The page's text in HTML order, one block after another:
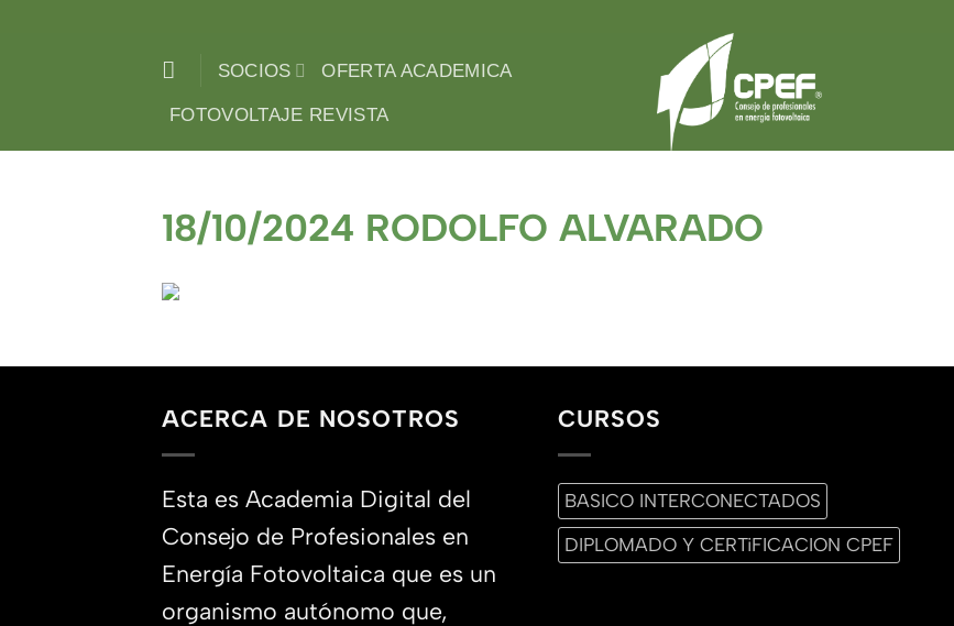
SOCIOS
OFERTA ACADEMICA
FOTOVOLTAJE REVISTA
18/10/2024 RODOLFO ALVARADO
ACERCA DE NOSOTROS
Esta es Academia Digital del
Consejo de Profesionales en
Energía Fotovoltaica que es un
organismo autónomo que,
CURSOS
BASICO INTERCONECTADOS
DIPLOMADO Y CERTiFICACION CPEF